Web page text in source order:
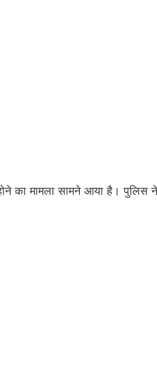
का मामला सामने आया है।